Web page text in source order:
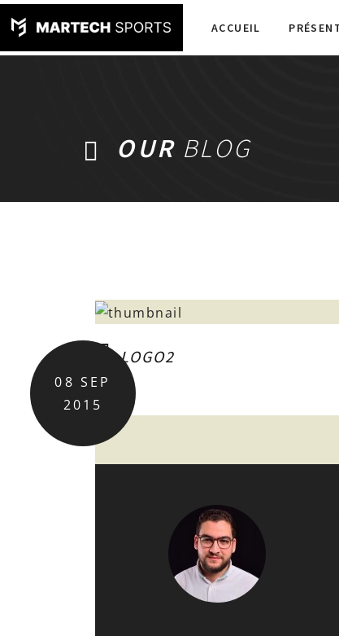
ACCUEIL
OUR BLOG
08 SEP
2015
LOGO2